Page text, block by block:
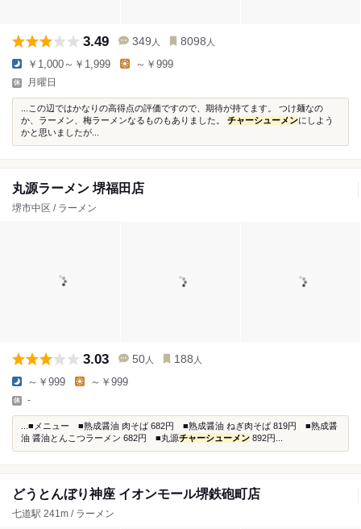
3.49 349 人 8098 人
￥1,000～￥1,999 ～￥999
月曜日
...この辺ではかなりの高得点の評価ですので、期待が持てます。 つけ麺なの
か、ラーメン、梅ラーメンなるものもありました。 チャーシューメンにしよう
かと思いましたが...
丸源ラーメン 堺福田店
堺市中区 / ラーメン
3.03 50 人 188 人
～￥999 ～￥999
-
...■メニュー ■熟成醤油 肉そば 682円 ■熟成醤油 ねぎ肉そば 819円 ■熟成醤
油 醤油とんこつラーメン 682円 ■丸源チャーシューメン 892円...
どうとんぼり神座 イオンモール堺鉄砲町店
七道駅 241m / ラーメン